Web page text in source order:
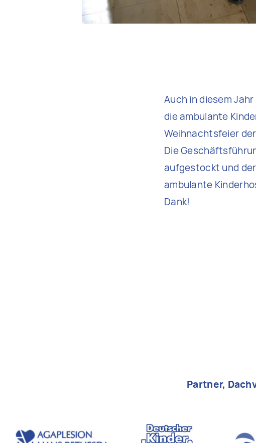
Auch in diesem
die ambulante
Weihnachtsfeier
Die
aufgestockt und
ambulante
Dank!
Partner,